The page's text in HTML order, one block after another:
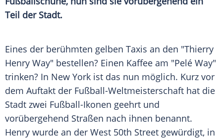
Teil der Stadt.
Eines der berühmten gelben Taxis an den "Thierry
Henry Way" bestellen? Einen Kaffee am "Pelé Way"
trinken? In New York ist das nun möglich. Kurz vor
dem Auftakt der Fußball-Weltmeisterschaft hat die
Stadt zwei Fußball-Ikonen geehrt und
vorübergehend Straßen nach ihnen benannt.
Henry wurde an der West 50th Street gewürdigt, in